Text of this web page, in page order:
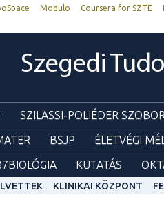
Modulo Coursera for SZTE
Szegedi
SZILASSI-POLIÉDER SZOBOR
BSJP ÉLETVÉGI
KUTATÁS
KLINIKAI KÖZPONT